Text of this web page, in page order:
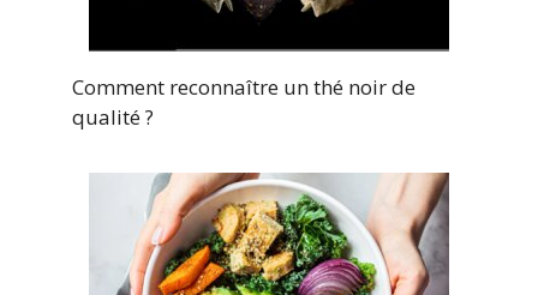
Comment reconnaître un thé noir de
qualité ?